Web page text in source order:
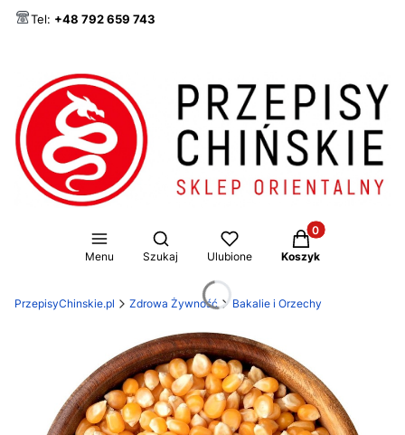
Tel: +48 792 659 743
Menu
Otwórz wyszukiwarkę
Szukaj Ulubione
Produkty w
Koszyk
PrzepisyChinskie.pl Zdrowa Żywność Bakalie i Orzechy